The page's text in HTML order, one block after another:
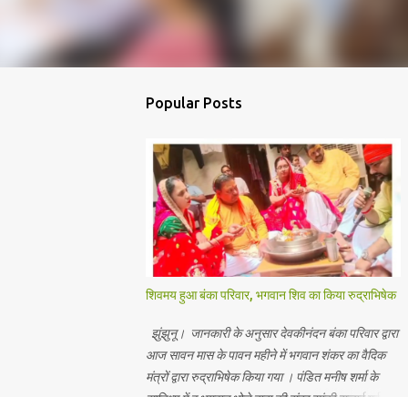
Popular Posts
शिवमय हुआ बंका परिवार, भगवान शिव का किया रुद्राभिषेक
झुंझुनू। जानकारी के अनुसार देवकीनंदन बंका परिवार द्वारा
आज सावन मास के पावन महीने में भगवान शंकर का वैदिक
मंत्रों द्वारा रुद्राभिषेक किया गया । पंडित मनीष शर्मा के